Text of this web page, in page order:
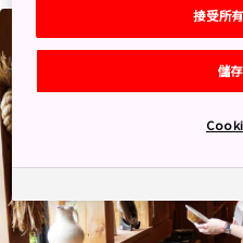
接受所
儲